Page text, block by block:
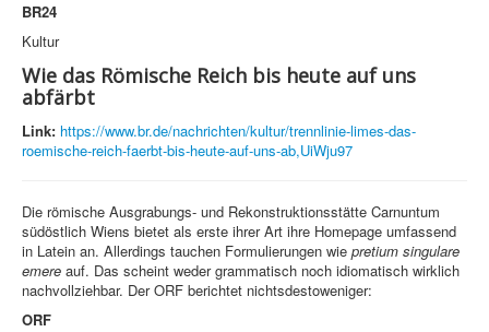
BR24
Kultur
Wie das Römische Reich bis heute auf uns
abfärbt
Link: https://www.br.de/nachrichten/kultur/trennlinie-limes-das-
roemische-reich-faerbt-bis-heute-auf-uns-ab,UiWju97
Die römische Ausgrabungs- und Rekonstruktionsstätte Carnuntum
südöstlich Wiens bietet als erste ihrer Art ihre Homepage umfassend
in Latein an. Allerdings tauchen Formulierungen wie pretium singulare
emere auf. Das scheint weder grammatisch noch idiomatisch wirklich
nachvollziehbar. Der ORF berichtet nichtsdestoweniger:
ORF